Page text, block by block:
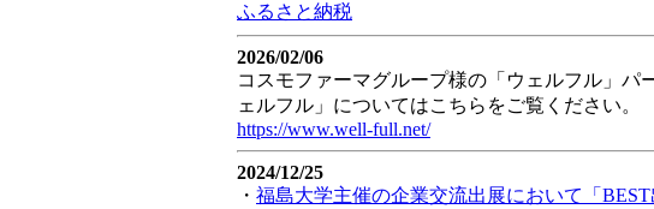
ふるさと納税
2026/02/06
コスモファーマグループ様の「ウェルフル」パ
ェルフル」についてはこちらをご覧ください。
https://www.well-full.net/
2024/12/25
・ 福島大学主催の企業交流出展において「BEST